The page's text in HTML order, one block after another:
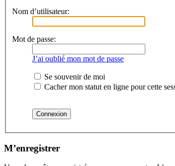
Nom d’utilisateur:
Mot de passe:
J’ai oublié mon mot de passe
Se souvenir de moi
Cacher mon statut en ligne pour cette
M’enregistrer